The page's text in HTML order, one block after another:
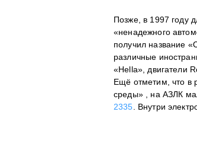
Позже, в 1997 году
«ненадежного
получил название
различные
«Hella», двигатели
Ещё отметим, что в
среды» , на АЗЛК
2335 . Внутри